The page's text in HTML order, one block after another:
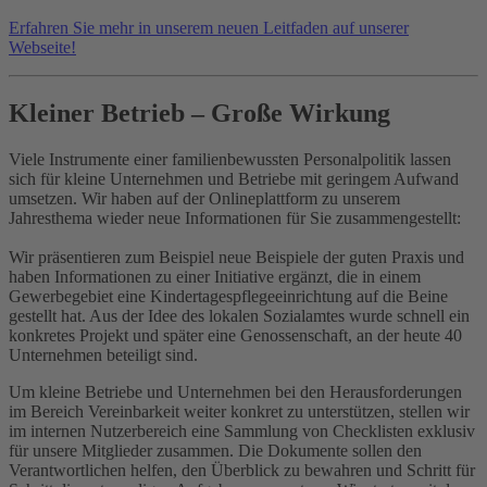
Erfahren Sie mehr in unserem neuen Leitfaden auf unserer
Webseite!
Kleiner Betrieb – Große Wirkung
Viele Instrumente einer familienbewussten Personalpolitik lassen
sich für kleine Unternehmen und Betriebe mit geringem Aufwand
umsetzen. Wir haben auf der Onlineplattform zu unserem
Jahresthema wieder neue Informationen für Sie zusammengestellt:
Wir präsentieren zum Beispiel neue Beispiele der guten Praxis und
haben Informationen zu einer Initiative ergänzt, die in einem
Gewerbegebiet eine Kindertagespflegeeinrichtung auf die Beine
gestellt hat. Aus der Idee des lokalen Sozialamtes wurde schnell ein
konkretes Projekt und später eine Genossenschaft, an der heute 40
Unternehmen beteiligt sind.
Um kleine Betriebe und Unternehmen bei den Herausforderungen
im Bereich Vereinbarkeit weiter konkret zu unterstützen, stellen wir
im internen Nutzerbereich eine Sammlung von Checklisten exklusiv
für unsere Mitglieder zusammen. Die Dokumente sollen den
Verantwortlichen helfen, den Überblick zu bewahren und Schritt für